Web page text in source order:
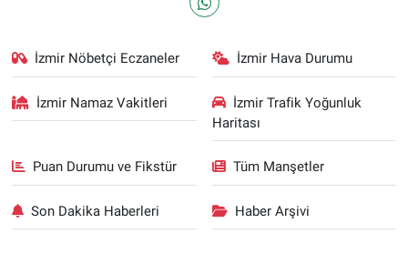
İzmir Nöbetçi Eczaneler İzmir Hava Durumu
İzmir Namaz Vakitleri
İzmir Trafik Yoğunluk
Haritası
Puan Durumu ve Fikstür Tüm Manşetler
Son Dakika Haberleri Haber Arşivi